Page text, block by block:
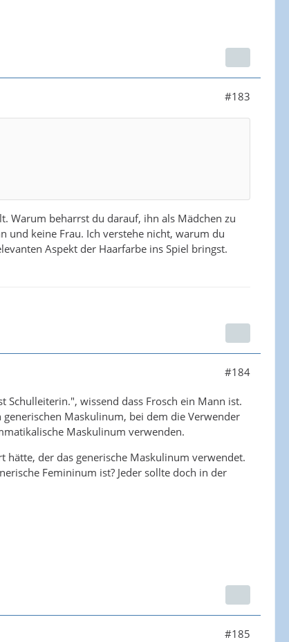
#183
Warum beharrst du darauf, ihn als Mädchen zu
und keine Frau. Ich verstehe nicht, warum du
Aspekt der Haarfarbe ins Spiel bringst.
#184
Schulleiterin.", wissend dass Frosch ein Mann ist.
Maskulinum, bei dem die Verwender
Maskulinum verwenden.
der das generische Maskulinum verwendet.
Femininum ist? Jeder sollte doch in der
#185